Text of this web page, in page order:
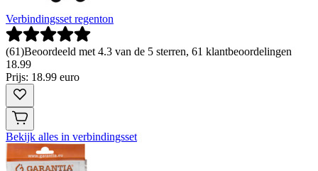
Verbindingsset regenton
(61)Beoordeeld met 4.3 van de 5 sterren, 61 klantbeoordelingen
18.99
Prijs: 18.99 euro
Bekijk alles in verbindingsset